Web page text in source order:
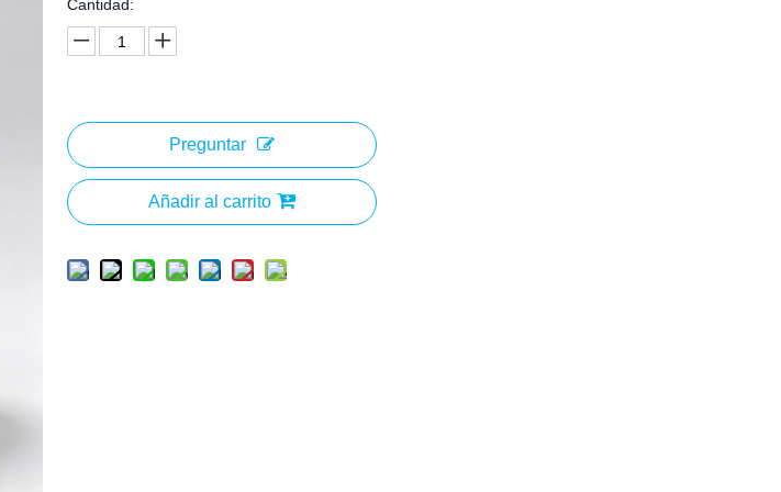
Cantidad:
Preguntar
Añadir al carrito